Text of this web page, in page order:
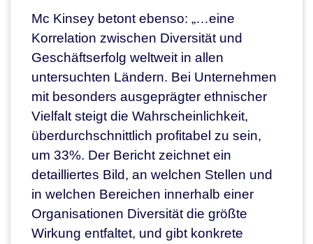
Mc Kinsey betont ebenso: „…eine
Korrelation zwischen Diversität und
Geschäftserfolg weltweit in allen
untersuchten Ländern. Bei Unternehmen
mit besonders ausgeprägter ethnischer
Vielfalt steigt die Wahrscheinlichkeit,
überdurchschnittlich profitabel zu sein,
um 33%. Der Bericht zeichnet ein
detailliertes Bild, an welchen Stellen und
in welchen Bereichen innerhalb einer
Organisationen Diversität die größte
Wirkung entfaltet, und gibt konkrete